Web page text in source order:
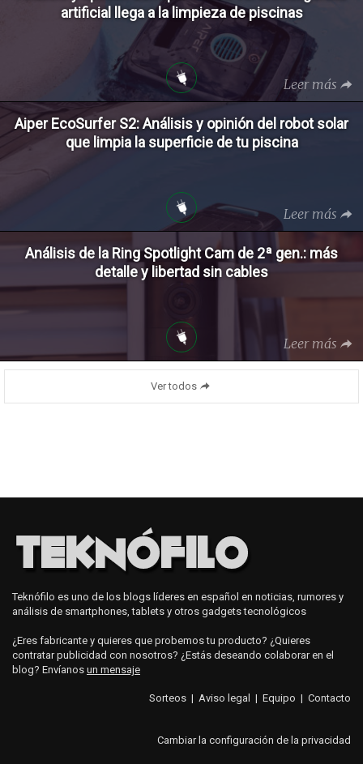
artificial llega a la limpieza de piscinas
Leer más
Aiper EcoSurfer S2: Análisis y opinión del robot solar
que limpia la superficie de tu piscina
Leer más
Análisis de la Ring Spotlight Cam de 2ª gen.: más
detalle y libertad sin cables
Leer más
Ver todos
Teknófilo es uno de los blogs líderes en español en noticias, rumores y
análisis de smartphones, tablets y otros gadgets tecnológicos
¿Eres fabricante y quieres que probemos tu producto? ¿Quieres
contratar publicidad con nosotros? ¿Estás deseando colaborar en el
blog? Envíanos un mensaje
Sorteos | Aviso legal | Equipo | Contacto
Cambiar la configuración de la privacidad